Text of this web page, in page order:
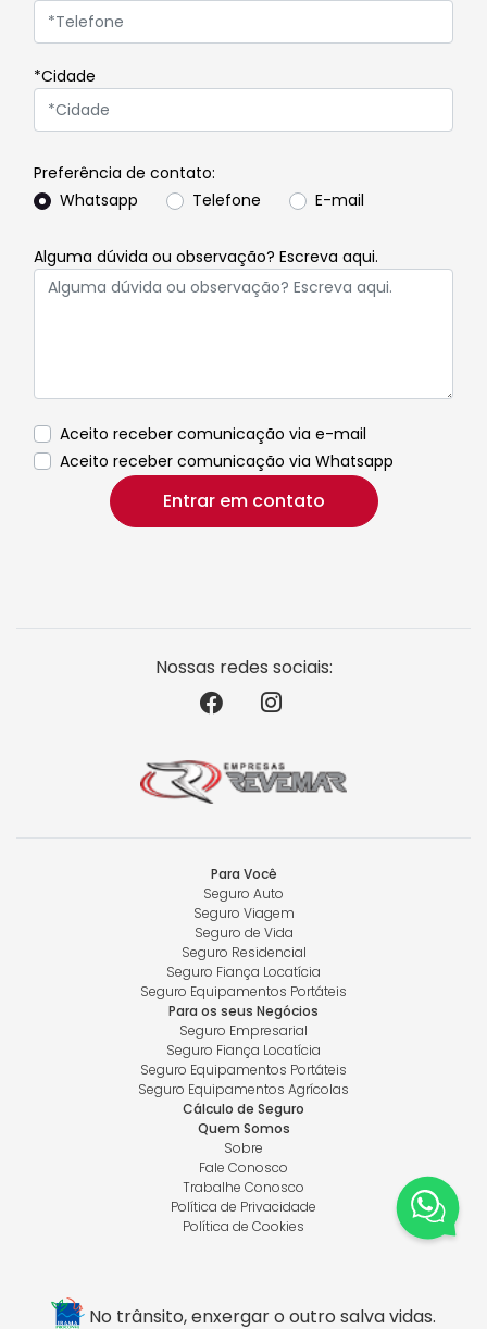
*Cidade
Preferência de contato:
Whatsapp
Telefone E-mail
Alguma dúvida ou observação? Escreva aqui.
Aceito receber comunicação via e-mail
Aceito receber comunicação via Whatsapp
Entrar em contato
Nossas redes sociais:
Para Você
Seguro Auto
Seguro Viagem
Seguro de Vida
Seguro Residencial
Seguro Fiança Locatícia
Seguro Equipamentos Portáteis
Para os seus Negócios
Seguro Empresarial
Seguro Fiança Locatícia
Seguro Equipamentos Portáteis
Seguro Equipamentos Agrícolas
Cálculo de Seguro
Quem Somos
Sobre
Fale Conosco
Trabalhe Conosco
Política de Privacidade
Política de Cookies
No trânsito, enxergar o outro salva vidas.